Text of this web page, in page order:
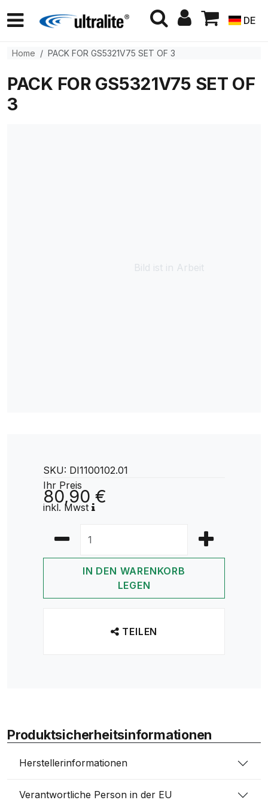
DE
Home PACK FOR GS5321V75 SET OF 3
PACK FOR GS5321V75 SET OF
3
Bild ist in Arbeit
SKU: DI1100102.01
Ihr Preis
80,90 €
inkl. Mwst
IN DEN WARENKORB
LEGEN
TEILEN
Produktsicherheitsinformationen
Herstellerinformationen
Verantwortliche Person in der EU